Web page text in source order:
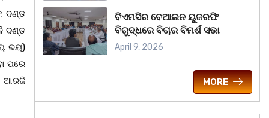
ଦଣ୍ଡ
ଦଣ୍ଡ
ରୟ)
ପରେ
ଆରଜି
ବିଏମସିର ବେଆଇନ ୟୁଜରଫି
ବିରୁଦ୍ଧରେ ବିଚାର ବିମର୍ଶ ସଭା
April 9, 2026
MORE